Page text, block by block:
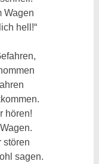
Wagen
hell!“
hören!
stören
sagen.